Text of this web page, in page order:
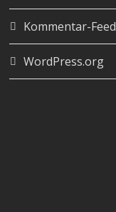
Kommentar-Feed
WordPress.org